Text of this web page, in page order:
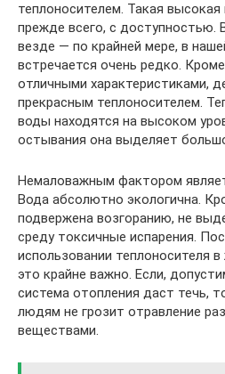
теплоносителем. Такая высокая
прежде всего, с доступностью.
везде — по крайней мере, в
встречается очень редко.
отличными характеристиками,
прекрасным теплоносителем.
воды находятся на высоком
остывания она выделяет
Немаловажным фактором
Вода абсолютно экологична.
подвержена возгоранию, не
среду токсичные испарения.
использовании теплоносителя
это крайне важно. Если,
система отопления даст течь,
людям не грозит отравление
веществами.